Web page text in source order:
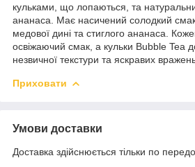
кульками, що лопаються, та
ананаса. Має насичений солодкий
медової дині та стиглого ананаса.
освіжаючий смак, а кульки Bubble Tea
незвичної текстури та яскравих
Приховати
Умови доставки
Доставка здійснюється тільки по